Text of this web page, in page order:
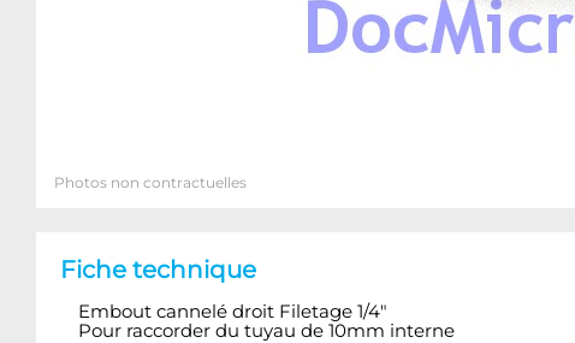
Photos non contractuelles
Fiche technique
Embout cannelé droit Filetage 1/4"
Pour raccorder du tuyau de 10mm interne